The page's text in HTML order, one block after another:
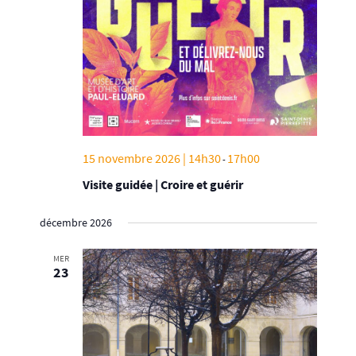
Visite guidée | Croire et guérir
15 novembre 2026 | 14h30- 17h00
décembre 2026
MER
23